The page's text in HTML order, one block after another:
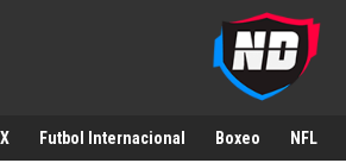
Futbol Internacional Boxeo NFL